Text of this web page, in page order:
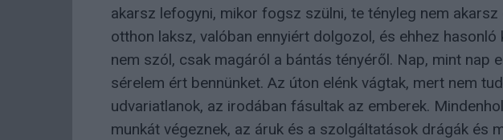
akarsz lefogyni, mikor fogsz szülni, te tényleg nem
otthon laksz, valóban ennyiért dolgozol, és ehhez
nem szól, csak magáról a bántás tényéről. Nap, mint nap
sérelem ért bennünket. Az úton elénk vágtak, mert nem
udvariatlanok, az irodában fásultak az emberek.
munkát végeznek, az áruk és a szolgáltatások drágák és